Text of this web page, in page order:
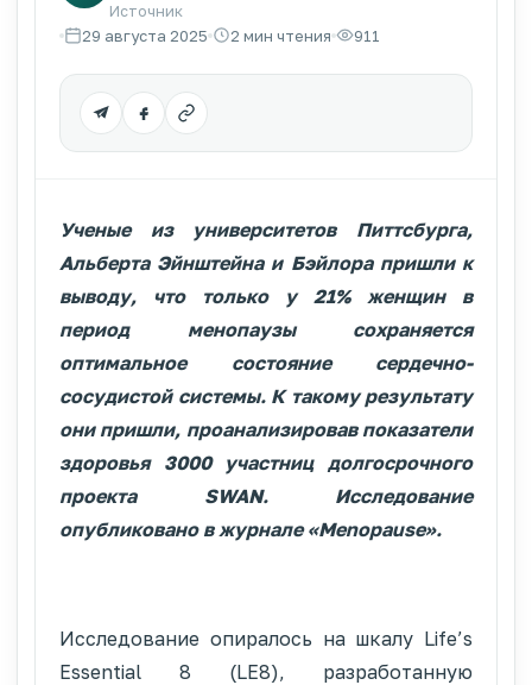
Источник
29 августа 2025 2 мин чтения 911
Ученые из университетов Питтсбурга,
Альберта Эйнштейна и Бэйлора пришли к
выводу, что только у 21% женщин в
период менопаузы сохраняется
оптимальное состояние сердечно-
сосудистой системы. К такому результату
они пришли, проанализировав показатели
здоровья 3000 участниц долгосрочного
проекта SWAN. Исследование
опубликовано в журнале «Menopause».
Исследование опиралось на шкалу Life’s
Essential 8 (LE8), разработанную